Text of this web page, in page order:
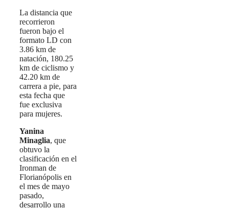
La distancia que
recorrieron
fueron bajo el
formato LD con
3.86 km de
natación, 180.25
km de ciclismo y
42.20 km de
carrera a pie, para
esta fecha que
fue exclusiva
para mujeres.
Yanina
Minaglia, que
obtuvo la
clasificación en el
Ironman de
Florianópolis en
el mes de mayo
pasado,
desarrollo una